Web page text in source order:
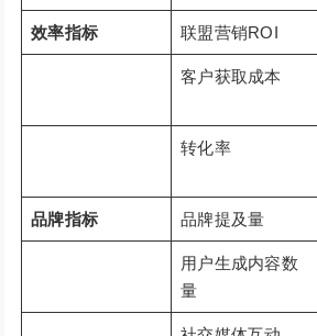
效率指标 联盟营销ROI
客户获取成本
转化率
品牌指标 品牌提及量
用户生成内容数
量